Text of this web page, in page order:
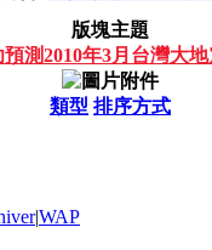
版塊主題
測2010年3月台灣大
類型 排序方式
|WAP